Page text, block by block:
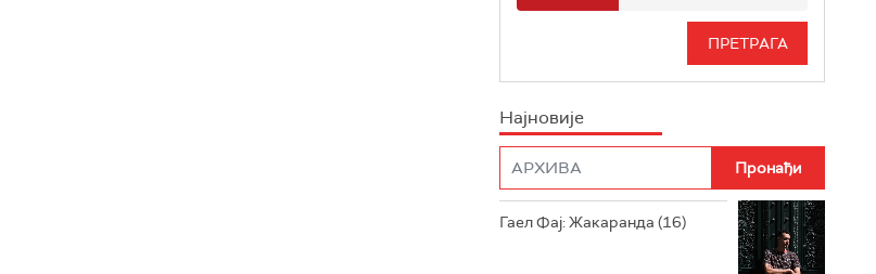
РАДИО БЕОГРАД 3
РАДИО РОКЕНРОЛЕР
РАДИО ЏУБОКС
РАДИО ВРТЕШКА
ИНФО
Најновије
Гаел Фај: Жакаранда (16)